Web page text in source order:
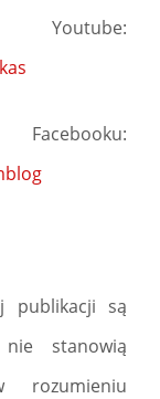
publikacji są
stanowią
rozumieniu